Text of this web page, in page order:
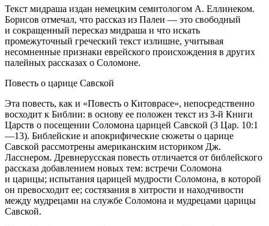
Текст мидраша издан немецким семитологом А. Еллинеком.
Борисов отмечал, что рассказ из Палеи — это свободный
и сокращенный пересказ мидраша и что искать
промежуточный греческий текст излишне, учитывая
несомненные признаки еврейского происхождения в других
палейных рассказах о Соломоне.
Повесть о царице Савской
Эта повесть, как и «Повесть о Китоврасе», непосредственно
восходит к Библии: в основу ее положен текст из 3-й Книги
Царств о посещении Соломона царицей Савской (3 Цар. 10:1
—13). Библейские и апокрифические сюжеты о царице
Савской рассмотрены американским историком Дж.
Ласснером. Древнерусская повесть отличается от библейского
рассказа добавлением новых тем: встречи Соломона
и царицы; испытания царицей мудрости Соломона, в которой
он превосходит ее; состязания в хитрости и находчивости
между мудрецами на службе Соломона и мудрецами царицы
Савской.